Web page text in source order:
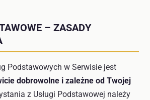
– ZASADY
Podstawowych w Serwisie jest
dobrowolne i zależne od Twojej
z Usługi Podstawowej należy